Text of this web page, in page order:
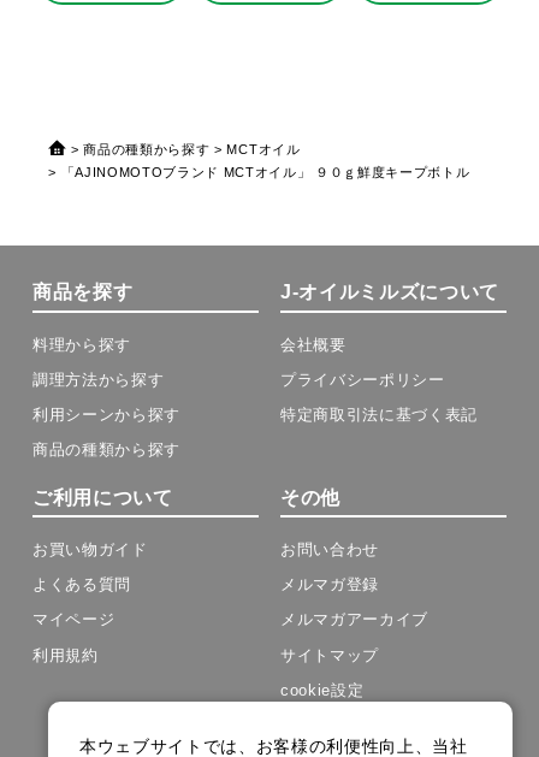
商品の種類から探す
MCTオイル
「AJINOMOTOブランド MCTオイル」 ９０ｇ鮮度キープボトル
商品を探す
料理から探す
調理方法から探す
利用シーンから探す
商品の種類から探す
J-オイルミルズについて
会社概要
プライバシーポリシー
特定商取引法に基づく表記
ご利用について
お買い物ガイド
よくある質問
マイページ
利用規約
その他
お問い合わせ
メルマガ登録
メルマガアーカイブ
サイトマップ
cookie設定
Copyright(C) J-OIL MILLS .All Rights Reserved.
本ウェブサイトでは、お客様の利便性向上、当社